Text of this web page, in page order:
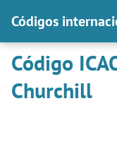
Códigos
Código
Churchill